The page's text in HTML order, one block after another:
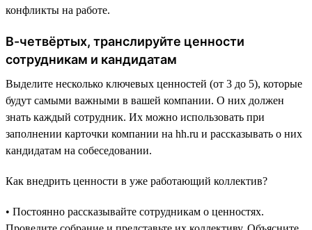
конфликты на работе.
В-четвёртых, транслируйте ценности
сотрудникам и кандидатам
Выделите несколько ключевых ценностей (от 3 до 5), которые
будут самыми важными в вашей компании. О них должен
знать каждый сотрудник. Их можно использовать при
заполнении карточки компании на hh.ru и рассказывать о них
кандидатам на собеседовании.
Как внедрить ценности в уже работающий коллектив?
• Постоянно рассказывайте сотрудникам о ценностях.